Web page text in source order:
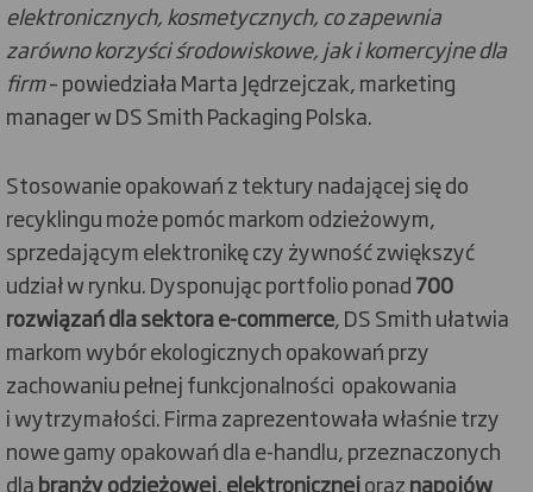
elektronicznych, kosmetycznych, co zapewnia
zarówno korzyści środowiskowe, jak i komercyjne dla
firm– powiedziała Marta Jędrzejczak, marketing
manager w DS Smith Packaging Polska.
Stosowanie opakowań z tektury nadającej się do
recyklingu może pomóc markom odzieżowym,
sprzedającym elektronikę czy żywność zwiększyć
udział w rynku. Dysponując portfolio ponad700
rozwiązań dla sektora e-commerce, DS Smith ułatwia
markom wybór ekologicznych opakowań przy
zachowaniu pełnej funkcjonalności opakowania
i wytrzymałości. Firma zaprezentowała właśnie trzy
nowe gamy opakowań dla e-handlu, przeznaczonych
dlabranży odzieżowej,elektronicznejoraznapojów